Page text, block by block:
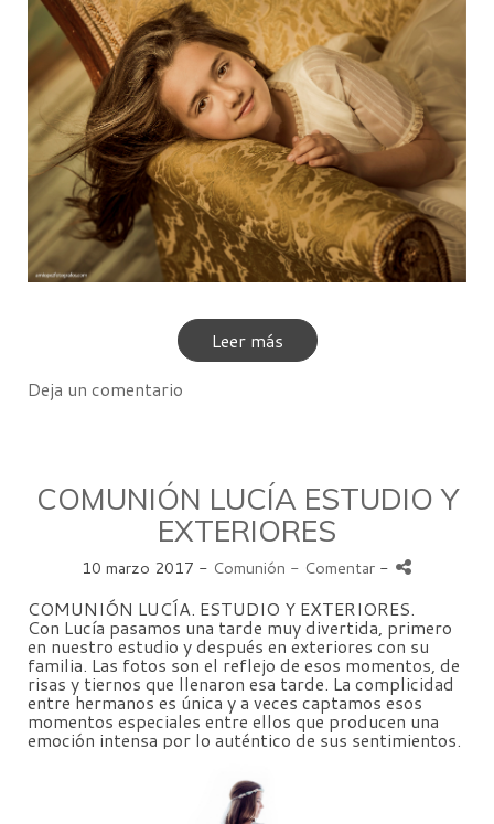
Leer más
Deja un comentario
COMUNIÓN LUCÍA ESTUDIO Y
EXTERIORES
10 marzo 2017 - Comunión - Comentar -
COMUNIÓN LUCÍA. ESTUDIO Y EXTERIORES.
Con Lucía pasamos una tarde muy divertida, primero
en nuestro estudio y después en exteriores con su
familia. Las fotos son el reflejo de esos momentos, de
risas y tiernos que llenaron esa tarde. La complicidad
entre hermanos es única y a veces captamos esos
momentos especiales entre ellos que producen una
emoción intensa por lo auténtico de sus sentimientos.